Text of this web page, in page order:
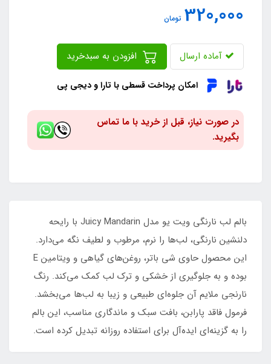
320,000 تومان
آماده ارسال
امکان پرداخت قسطی با تارا و دیجی پی
در صورت نیاز، قبل از خرید با ما تماس
بگیرید.
بالم لب نارنگی ویت یو مدل Juicy Mandarin با رایحه
دلنشین نارنگی، لب‌ها را نرم، مرطوب و لطیف نگه می‌دارد.
این محصول حاوی شی باتر، روغن‌های گیاهی و ویتامین E
بوده و به جلوگیری از خشکی و ترک لب کمک می‌کند. رنگ
نارنجی ملایم آن جلوه‌ای طبیعی و زیبا به لب‌ها می‌بخشد.
فرمول فاقد پارابن، بافت سبک و ماندگاری مناسب، این بالم
را به گزینه‌ای ایده‌آل برای استفاده روزانه تبدیل کرده است.